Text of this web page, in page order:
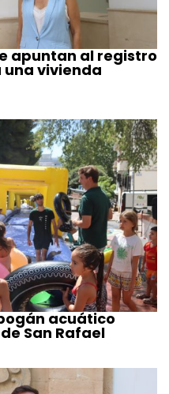
apuntan al registro
vivienda
acuático
San Rafael